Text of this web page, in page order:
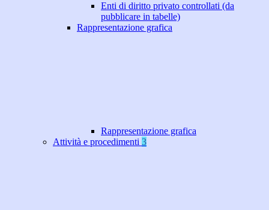
Enti di diritto privato controllati (da
pubblicare in tabelle)
Rappresentazione grafica
Rappresentazione grafica
Attività e procedimenti 3